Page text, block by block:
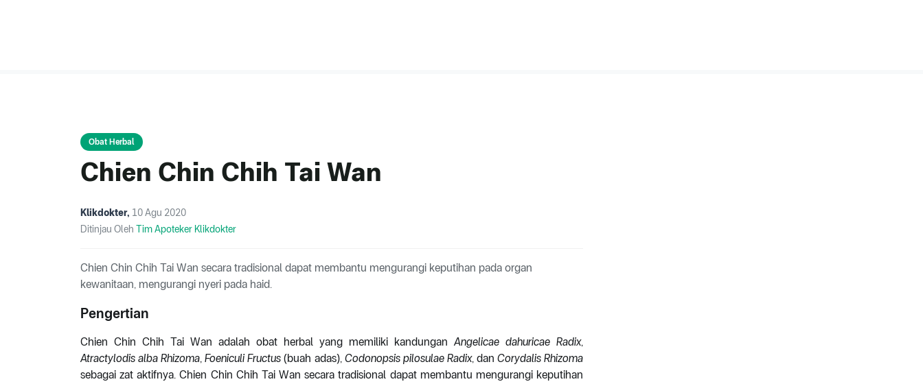
Obat Herbal
Chien Chin Chih Tai Wan
Klikdokter, 10 Agu 2020
Ditinjau Oleh Tim Apoteker Klikdokter
Chien Chin Chih Tai Wan secara tradisional dapat membantu mengurangi keputihan pada organ
kewanitaan, mengurangi nyeri pada haid.
Pengertian
Chien Chin Chih Tai Wan adalah obat herbal yang memiliki kandungan Angelicae dahuricae Radix,
Atractylodis alba Rhizoma,Foeniculi Fructus (buah adas), Codonopsis pilosulae Radix, dan Corydalis Rhizoma
sebagai zat aktifnya. Chien Chin Chih Tai Wan secara tradisional dapat membantu mengurangi keputihan